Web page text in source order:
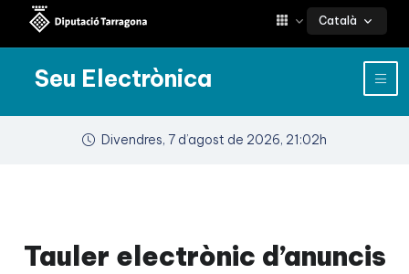
Català
Seu Electrònica
Divendres, 7 d’agost de 2026, 21:02h
Tauler electrònic d’anuncis